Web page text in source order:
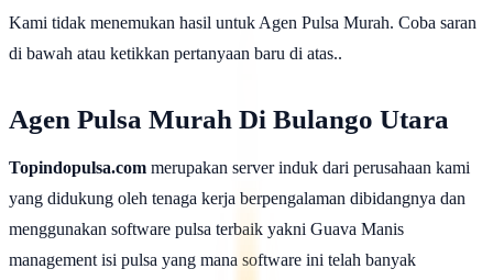
Kami tidak menemukan hasil untuk Agen Pulsa Murah. Coba saran
di bawah atau ketikkan pertanyaan baru di atas..
Agen Pulsa Murah Di Bulango Utara
Topindopulsa.com merupakan server induk dari perusahaan kami
yang didukung oleh tenaga kerja berpengalaman dibidangnya dan
menggunakan software pulsa terbaik yakni Guava Manis
management isi pulsa yang mana software ini telah banyak